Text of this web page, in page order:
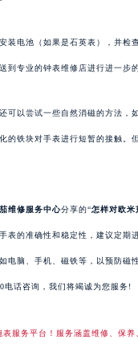
电池（如果是石英表），并检
到专业的钟表维修店进行进一步
以尝试一些自然消磁的方法，
的铁块对手表进行短暂的接触。
维修服务中心分享的“怎样对欧米
表的准确性和稳定性，建议定期
电脑、手机、磁铁等，以预防磁
电话咨询，我们将竭诚为您服务!